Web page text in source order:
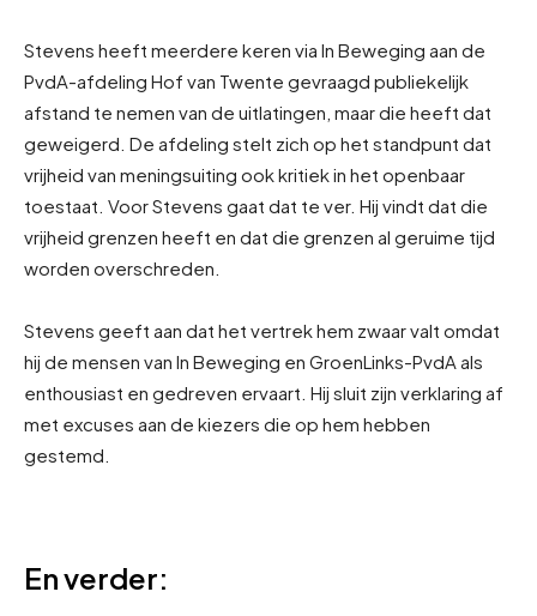
Stevens heeft meerdere keren via In Beweging aan de
PvdA-afdeling Hof van Twente gevraagd publiekelijk
afstand te nemen van de uitlatingen, maar die heeft dat
geweigerd. De afdeling stelt zich op het standpunt dat
vrijheid van meningsuiting ook kritiek in het openbaar
toestaat. Voor Stevens gaat dat te ver. Hij vindt dat die
vrijheid grenzen heeft en dat die grenzen al geruime tijd
worden overschreden.
Stevens geeft aan dat het vertrek hem zwaar valt omdat
hij de mensen van In Beweging en GroenLinks-PvdA als
enthousiast en gedreven ervaart. Hij sluit zijn verklaring af
met excuses aan de kiezers die op hem hebben
gestemd.
En verder: